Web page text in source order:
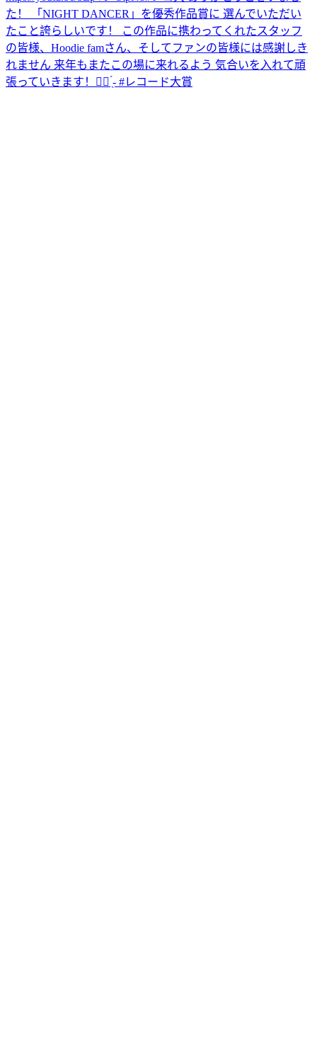
た！ 「NIGHT DANCER」を優秀作品賞に 選んでいただい
たこと誇らしいです！ この作品に携わってくれたスタッフ
の皆様、Hoodie famさん、そしてファンの皆様には感謝しき
れません 来年もまたこの場に来れるよう 気合いを入れて頑
張っていきます！✊🏻 ̖́- #レコード大賞